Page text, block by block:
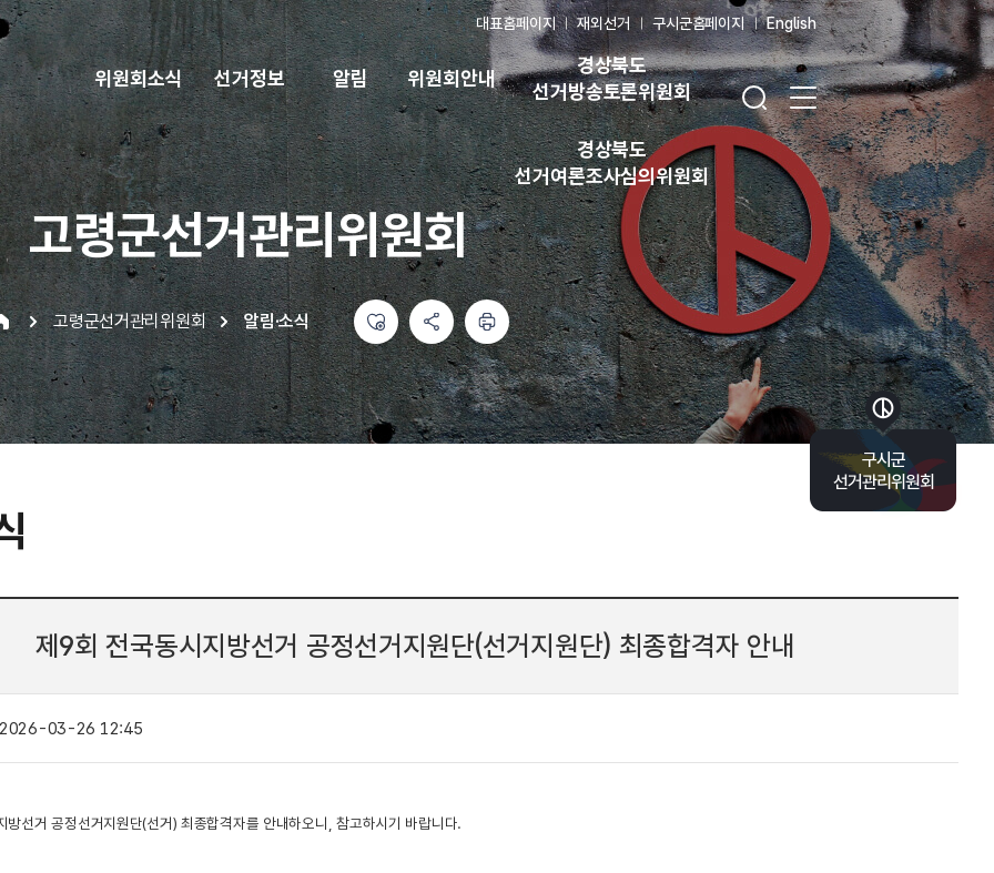
대표홈페이지 재외선거 구시군홈페이지 English
위원회소식 선거정보 알림 위원회안내
경상북도
선거방송토론위원회
경상북도
선거여론조사심의위원회
고령군선거관리위원회
고령군선거관리위원회 알림·소식
제9회 전국동시지방선거 공정선거지원단(선거지원단) 최종합격자 안내
2026-03-26 12:45
방선거 공정선거지원단(선거) 최종합격자를 안내하오니, 참고하시기 바랍니다.
구시군
선거관리위원회
바로가기 목록 열기